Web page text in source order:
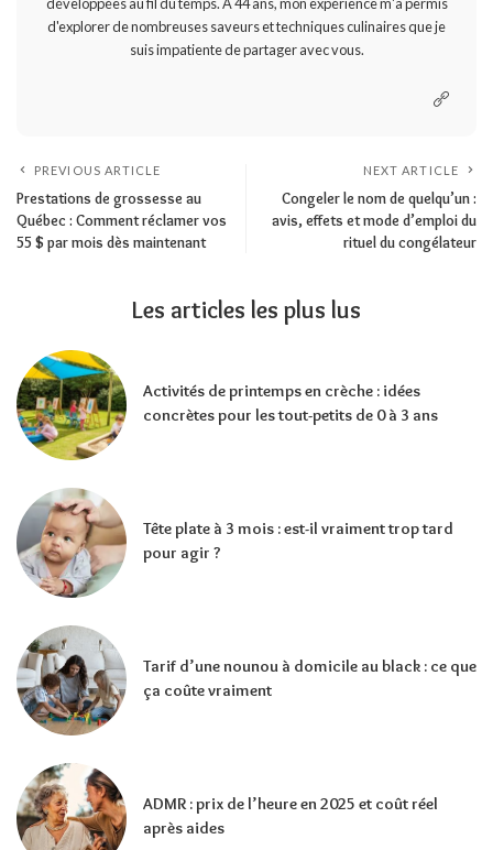
développées au fil du temps. À 44 ans, mon expérience m'a permis
d'explorer de nombreuses saveurs et techniques culinaires que je
suis impatiente de partager avec vous.
PREVIOUS ARTICLE
Prestations de grossesse au
Québec : Comment réclamer vos
55 $ par mois dès maintenant
NEXT ARTICLE
Congeler le nom de quelqu’un :
avis, effets et mode d’emploi du
rituel du congélateur
Les articles les plus lus
Activités de printemps en crèche : idées
concrètes pour les tout-petits de 0 à 3 ans
Tête plate à 3 mois : est-il vraiment trop tard
pour agir ?
Tarif d’une nounou à domicile au black : ce que
ça coûte vraiment
ADMR : prix de l’heure en 2025 et coût réel
après aides